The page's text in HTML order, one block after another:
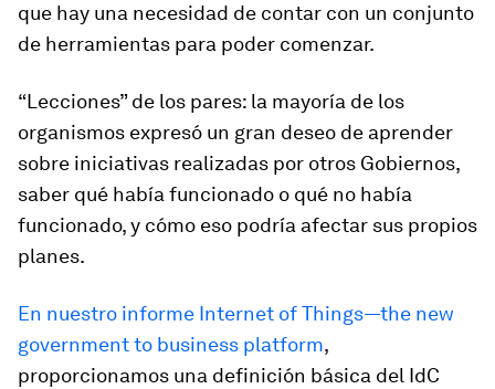
que hay una necesidad de contar con un conjunto
de herramientas para poder comenzar.
“Lecciones” de los pares: la mayoría de los
organismos expresó un gran deseo de aprender
sobre iniciativas realizadas por otros Gobiernos,
saber qué había funcionado o qué no había
funcionado, y cómo eso podría afectar sus propios
planes.
En nuestro informe Internet of Things—the new
government to business platform,
proporcionamos una definición básica del IdC